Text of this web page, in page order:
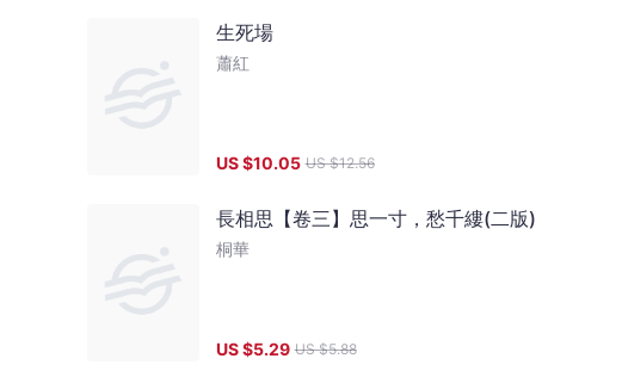
生死場
蕭紅
US $10.05 US $12.56
長相思【卷三】思一寸，愁千縷(二版)
桐華
US $5.29 US $5.88